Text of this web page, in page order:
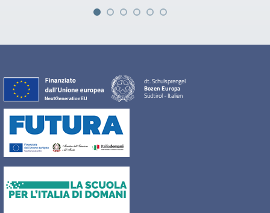
dt. Schulsprengel
Bozen Europa
Südtirol - Italien